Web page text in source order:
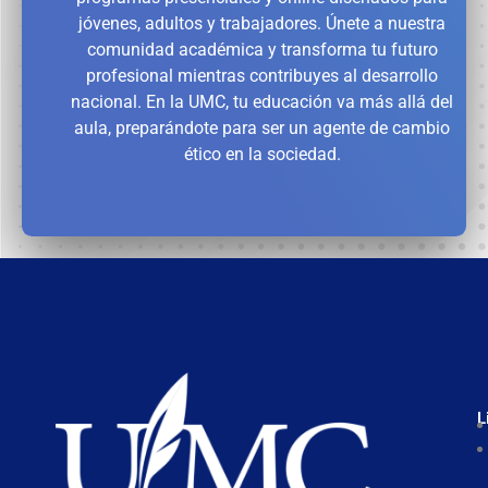
jóvenes, adultos y trabajadores. Únete a nuestra
comunidad académica y transforma tu futuro
profesional mientras contribuyes al desarrollo
nacional. En la UMC, tu educación va más allá del
aula, preparándote para ser un agente de cambio
ético en la sociedad.